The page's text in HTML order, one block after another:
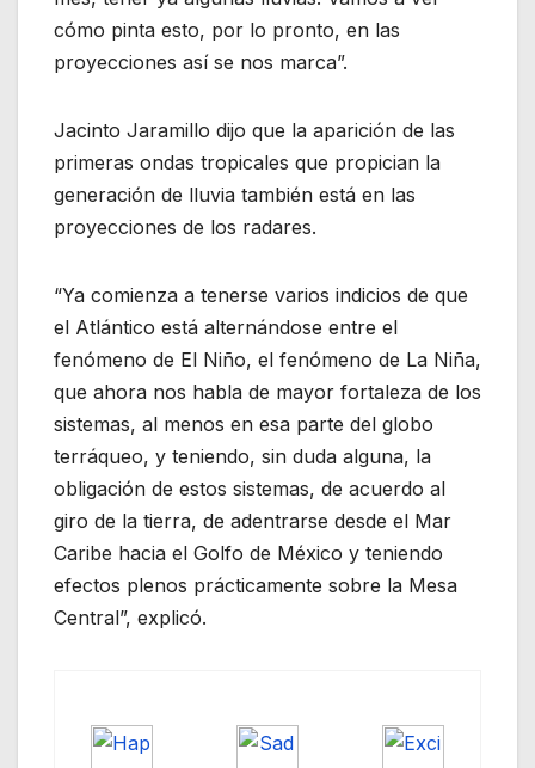
cómo pinta esto, por lo pronto, en las
proyecciones así se nos marca”.
Jacinto Jaramillo dijo que la aparición de las
primeras ondas tropicales que propician la
generación de lluvia también está en las
proyecciones de los radares.
“Ya comienza a tenerse varios indicios de que
el Atlántico está alternándose entre el
fenómeno de El Niño, el fenómeno de La Niña,
que ahora nos habla de mayor fortaleza de los
sistemas, al menos en esa parte del globo
terráqueo, y teniendo, sin duda alguna, la
obligación de estos sistemas, de acuerdo al
giro de la tierra, de adentrarse desde el Mar
Caribe hacia el Golfo de México y teniendo
efectos plenos prácticamente sobre la Mesa
Central”, explicó.